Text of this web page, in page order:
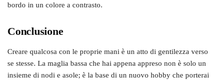
bordo in un colore a contrasto.
Conclusione
Creare qualcosa con le proprie mani è un atto di gentilezza verso
se stesse. La maglia bassa che hai appena appreso non è solo un
insieme di nodi e asole; è la base di un nuovo hobby che porterai